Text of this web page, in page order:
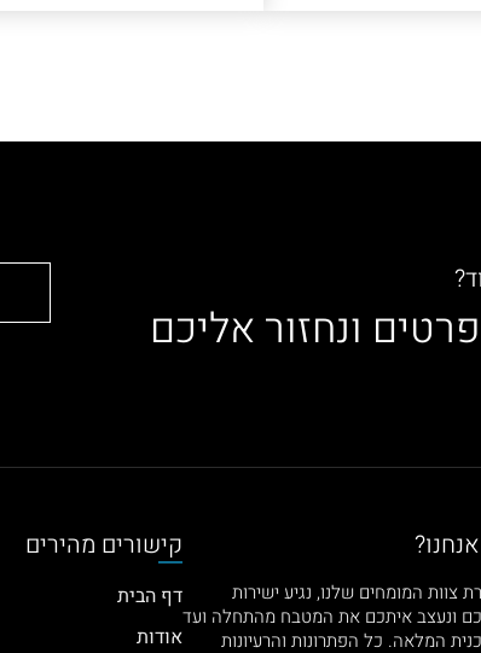
ונחזור אליכם
צוות המומחים שלנו, נגיע ישירות
ונעצב איתכם את המטבח מהתחלה ועד
המלאה. כל הפתרונות והרעיונות
קישורים מהירים
דף הבית
אודות